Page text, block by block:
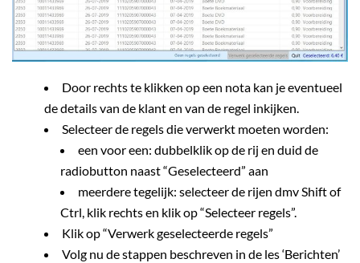
Door rechts te klikken op een nota kan je eventueel
de details van de klant en van de regel inkijken.
Selecteer de regels die verwerkt moeten worden:
een voor een: dubbelklik op de rij en duid de
radiobutton naast “Geselecteerd” aan
meerdere tegelijk: selecteer de rijen dmv Shift of
Ctrl, klik rechts en klik op “Selecteer regels”.
Klik op “Verwerk geselecteerde regels”
Volg nu de stappen beschreven in de les ‘Berichten’